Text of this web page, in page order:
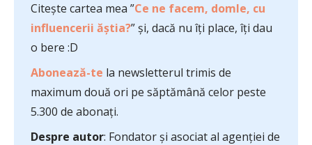
Citește cartea mea ”Ce ne facem, domle, cu
influencerii ăștia?” și, dacă nu îți place, îți dau
o bere :D
Abonează-te la newsletterul trimis de
maximum două ori pe săptămână celor peste
5.300 de abonați.
Despre autor: Fondator și asociat al agenției de